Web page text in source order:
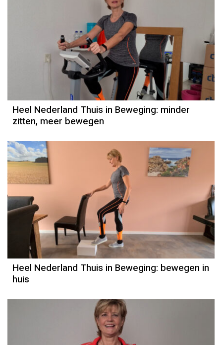
Heel Nederland Thuis in Beweging: minder
zitten, meer bewegen
Heel Nederland Thuis in Beweging: bewegen in
huis